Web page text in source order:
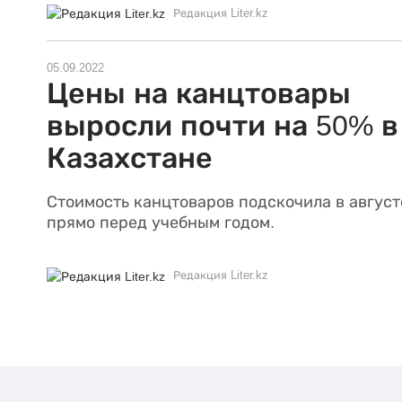
Редакция Liter.kz
05.09.2022
Цены на канцтовары
выросли почти на 50% в
Казахстане
Стоимость канцтоваров подскочила в
прямо перед учебным годом.
Редакция Liter.kz